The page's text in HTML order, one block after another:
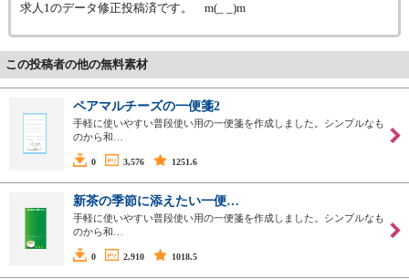
求人1のデータ修正投稿済です。 m(_ _)m
この投稿者の他の無料素材
ペアマルチーズの一便箋2
手軽に使いやすい普段使い用の一便箋を作成しました。シンプルなも
のから和…
0 3,576 1251.6
新茶の季節に添えたい一便…
手軽に使いやすい普段使い用の一便箋を作成しました。シンプルなも
のから和…
0 2,910 1018.5